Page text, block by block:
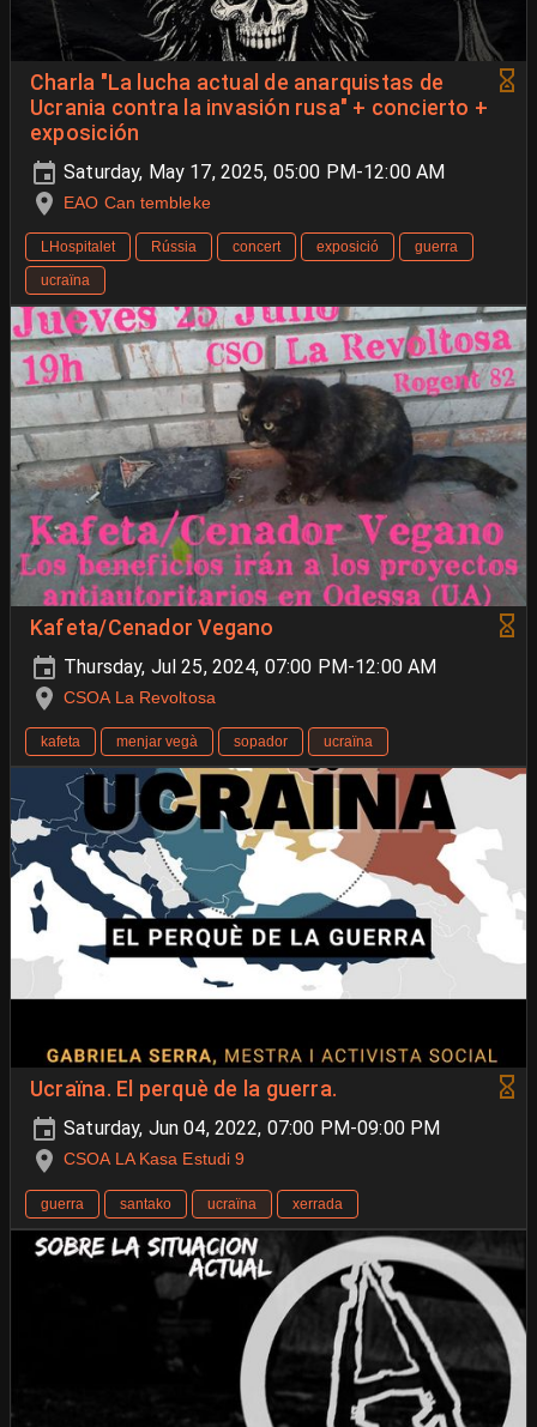
Charla "La lucha actual de anarquistas de
Ucrania contra la invasión rusa" + concierto +
exposición
Saturday, May 17, 2025, 05:00 PM-12:00 AM
EAO Can tembleke
LHospitalet Rússia concert exposició
guerra
ucraïna
Kafeta/Cenador Vegano
Thursday, Jul 25, 2024, 07:00 PM-12:00 AM
CSOA La Revoltosa
kafeta menjar vegà sopador ucraïna
Ucraïna. El perquè de la guerra.
Saturday, Jun 04, 2022, 07:00 PM-09:00 PM
CSOA LA Kasa Estudi 9
guerra santako ucraïna xerrada